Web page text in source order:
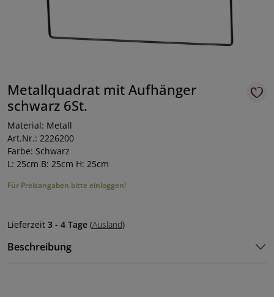
Metallquadrat mit Aufhänger
schwarz 6St.
Material: Metall
Art.Nr.: 2226200
Farbe: Schwarz
L: 25cm B: 25cm H: 25cm
Für Preisangaben bitte einloggen!
Lieferzeit 3 - 4 Tage (Ausland)
Beschreibung